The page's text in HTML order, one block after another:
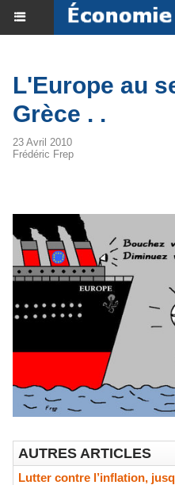
L'Europe au
Grèce . .
23 Avril 2010
Frédéric Frep
AUTRES ARTICLES
Lutter contre l’inflation,